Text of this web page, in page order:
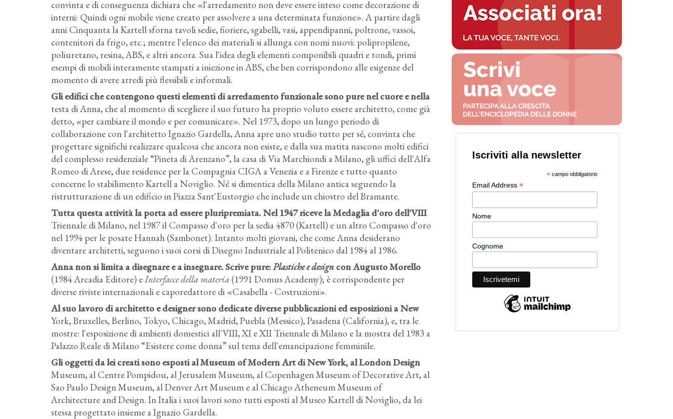
convinta e di conseguenza dichiara che «l'arredamento non deve essere inteso come decorazione di
interni: Quindi ogni mobile viene creato per assolvere a una determinata funzione». A partire dagli
anni Cinquanta la Kartell sforna tavoli sedie, fioriere, sgabelli, vasi, appendipanni, poltrone, vassoi,
contenitori da frigo, etc.; mentre l'elenco dei materiali si allunga con nomi nuovi: polipropilene,
poliuretano, resina, ABS, e altri ancora. Sua l'idea degli elementi componibili quadri e tondi, primi
esempi di mobili interamente stampati a iniezione in ABS, che ben corrispondono alle esigenze del
momento di avere arredi più flessibili e informali.
Gli edifici che contengono questi elementi di arredamento funzionale sono pure nel cuore e nella
testa di Anna, che al momento di scegliere il suo futuro ha proprio voluto essere architetto, come già
detto, «per cambiare il mondo e per comunicare». Nel 1973, dopo un lungo periodo di
collaborazione con l'architetto Ignazio Gardella, Anna apre uno studio tutto per sé, convinta che
progettare significhi realizzare qualcosa che ancora non esiste, e dalla sua matita nascono molti edifici
del complesso residenziale “Pineta di Arenzano”, la casa di Via Marchiondi a Milano, gli uffici dell'Alfa
Romeo di Arese, due residence per la Compagnia CIGA a Venezia e a Firenze e tutto quanto
concerne lo stabilimento Kartell a Noviglio. Né si dimentica della Milano antica seguendo la
ristrutturazione di un edificio in Piazza Sant'Eustorgio che include un chiostro del Bramante.
Tutta questa attività la porta ad essere pluripremiata. Nel 1947 riceve la Medaglia d'oro dell'VIII
Triennale di Milano, nel 1987 il Compasso d'oro per la sedia 4870 (Kartell) e un altro Compasso d'oro
nel 1994 per le posate Hannah (Sambonet). Intanto molti giovani, che come Anna desiderano
diventare architetti, seguono i suoi corsi di Disegno Industriale al Politenico dal 1984 al 1986.
Anna non si limita a disegnare e a insegnare. Scrive pure:Plastiche e design con Augusto Morello
(1984 Arcadia Editore) eInterfacce della materia (1991 Domus Academy); è corrispondente per
diverse riviste internazionali e caporedattore di «Casabella - Costruzioni».
Al suo lavoro di architetto e designer sono dedicate diverse pubblicazioni ed esposizioni a New
York, Bruxelles, Berlino, Tokyo, Chicago, Madrid, Puebla (Messico), Pasadena (California), e, tra le
mostre: l'esposizione di ambienti domestici all'VIII, XI e XII Triennale di Milano e la mostra del 1983 a
Palazzo Reale di Milano “Esistere come donna” sul tema dell'emancipazione femminile.
Gli oggetti da lei creati sono esposti al Museum of Modern Art di New York, al London Design
Museum, al Centre Pompidou, al Jerusalem Museum, al Copenhagen Museum of Decorative Art, al
Sao Paulo Design Museum, al Denver Art Museum e al Chicago Atheneum Museum of
Architecture and Design. In Italia i suoi lavori sono tutti esposti al Museo Kartell di Noviglio, da lei
stessa progettato insieme a Ignazio Gardella.